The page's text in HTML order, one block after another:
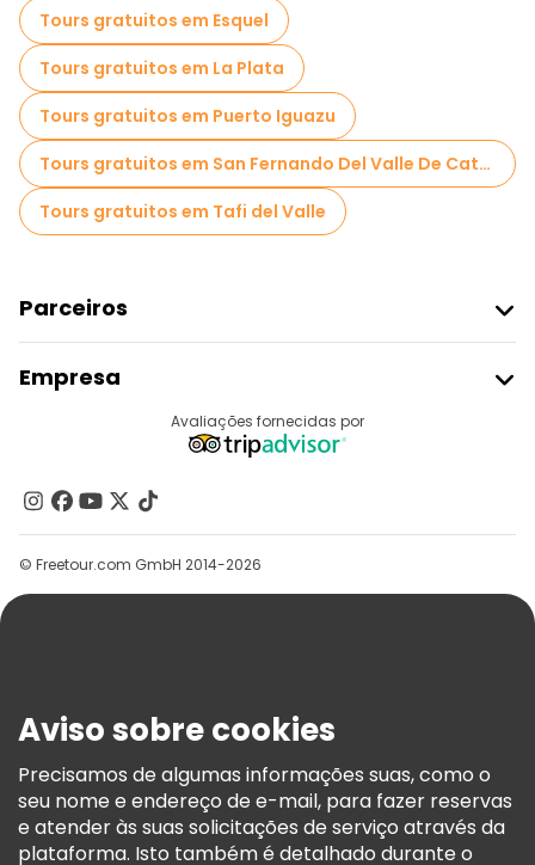
Passeios gratuitos perto Casa Rosada
Passeios gratuitos perto Recoleta Cemetery
Tours gratuitos em Esquel
Tours gratuitos em La Plata
Tours gratuitos em Puerto Iguazu
Tours gratuitos em San Fernando Del Valle De Catamarca
Tours gratuitos em Tafi del Valle
Parceiros
Registo Do Fornecedor
Programa De Afiliados
Empresa
Contacte-Nos
Grupos
Ajuda
Termos E Informações Legais
Política De Cookies
Freetour Prémios
Programa De Fidelidade
Avaliações fornecidas por
© Freetour.com GmbH 2014-2026
Aviso sobre cookies
Precisamos de algumas informações suas, como o
seu nome e endereço de e-mail, para fazer reservas
e atender às suas solicitações de serviço através da
plataforma. Isto também é detalhado durante o